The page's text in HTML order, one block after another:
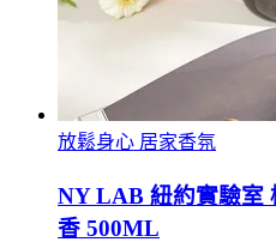
放鬆身心 居家香氛
NY LAB 紐約實驗室
香 500ML